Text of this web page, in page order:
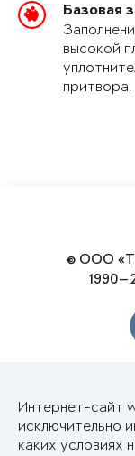
Базовая
высокой
притвора.
© ООО
Интернет-сайт
исключительно
каких условиях